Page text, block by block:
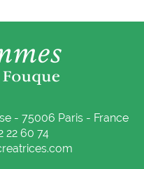
- 75006 Paris - France
22 60 74